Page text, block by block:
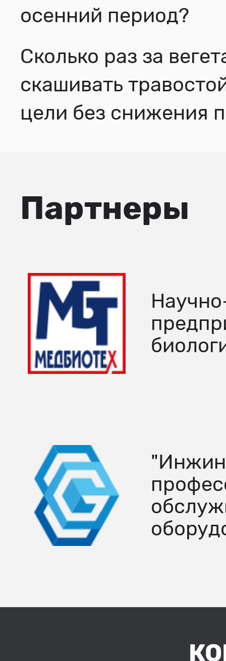
осенний период?
Сколько раз за
скашивать
цели без снижения
Партнеры